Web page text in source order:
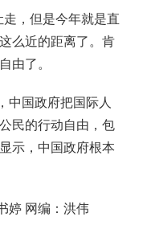
，但是今年就是直
么近的距离了。肯
由了。
中国政府把国际人
民的行动自由，包
示，中国政府根本
婷 网编：洪伟